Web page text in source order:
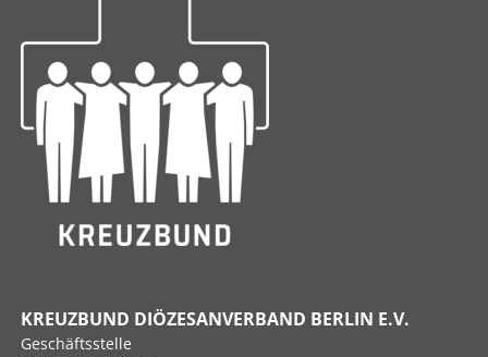
KREUZBUND DIÖZESANVERBAND BERLIN E.V.
Geschäftsstelle